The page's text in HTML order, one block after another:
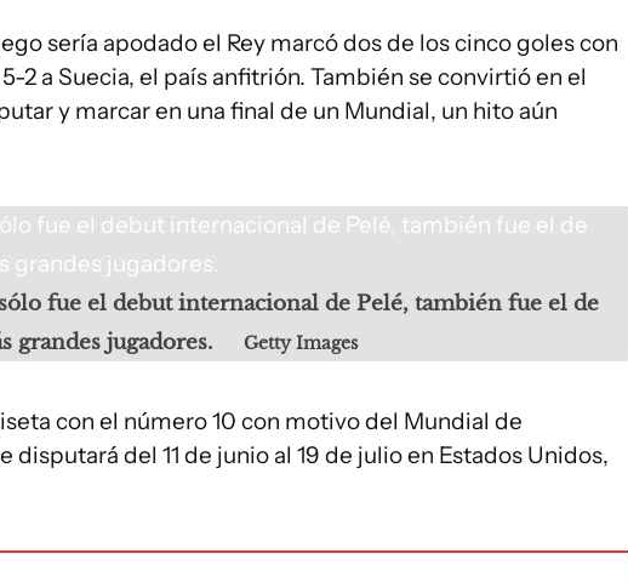
sería apodado el Rey marcó dos de los cinco goles con
2 a Suecia, el país anfitrión. También se convirtió en el
y marcar en una final de un Mundial, un hito aún
fue el debut internacional de Pelé, también fue el de
grandes jugadores.
Getty Images
con el número 10 con motivo del Mundial de
disputará del 11 de junio al 19 de julio en Estados Unidos,